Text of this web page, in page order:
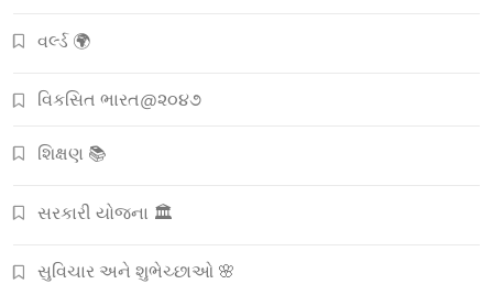
વર્લ્ડ 🌍
વિકસિત ભારત@૨૦૪૭
શિક્ષણ 📚
સરકારી યોજના 🏛️
સુવિચાર અને શુભેચ્છાઓ 🌸